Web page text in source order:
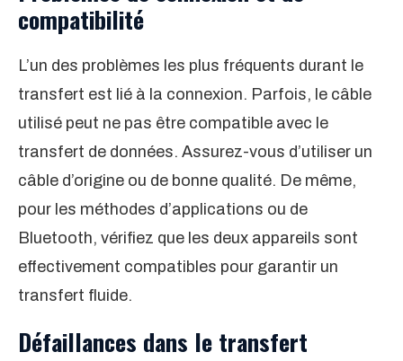
compatibilité
L’un des problèmes les plus fréquents durant le
transfert est lié à la connexion. Parfois, le câble
utilisé peut ne pas être compatible avec le
transfert de données. Assurez-vous d’utiliser un
câble d’origine ou de bonne qualité. De même,
pour les méthodes d’applications ou de
Bluetooth, vérifiez que les deux appareils sont
effectivement compatibles pour garantir un
transfert fluide.
Défaillances dans le transfert